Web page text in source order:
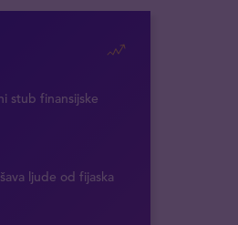
stub finansijske
ljude od fijaska